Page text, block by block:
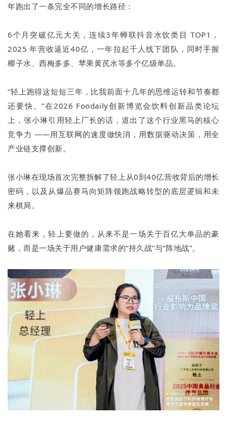
年跑出了一条完全不同的增长路径：
6个月突破亿元大关，连续3年蝉联抖音水饮类目 TOP1，
2025 年营收逼近40亿，一年拉起千人线下团队，同时手握
椰子水、西梅多多、苹果黄芪水等多个亿级单品。
“轻上跑得这短短三年，比我前面十几年的思维运转和节奏都
还要快。”在2026 Foodaily创新博览会饮料创新品类论坛
上，张小琳引用轻上厂长的话，道出了这个行业黑马的核心
竞争力 ——用互联网的速度做快消，用数据驱动决策，用全
产业链支撑创新。
张小琳在现场首次完整拆解了轻上从0到40亿营收背后的增长
密码，以及从爆品赛马向矩阵领跑战略转型的底层逻辑和未
来棋局。
在她看来，轻上要做的，从来不是一场关于百亿大单品的豪
赌，而是一场关于用户健康需求的“持久战”与“阵地战”。